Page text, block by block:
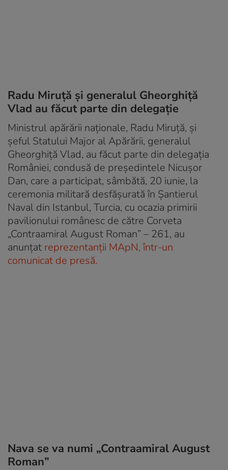
Radu Miruță și generalul Gheorghiță
Vlad au făcut parte din delegație
Ministrul apărării naționale, Radu Miruță, și
șeful Statului Major al Apărării, generalul
Gheorghiță Vlad, au făcut parte din delegația
României, condusă de președintele Nicușor
Dan, care a participat, sâmbătă, 20 iunie, la
ceremonia militară desfășurată în Șantierul
Naval din Istanbul, Turcia, cu ocazia primirii
pavilionului românesc de către Corveta
„Contraamiral August Roman” – 261, au
anunțat reprezentanții MApN, într-un
comunicat de presă.
Nava se va numi „Contraamiral August
Roman”